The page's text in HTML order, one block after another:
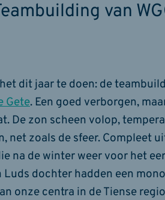
van
dit jaar te doen: de
Gete. Een goed verborgen,
De zon scheen volop,
net zoals de sfeer. Compleet
na de winter weer voor het
Luds dochter hadden een
onze centra in de Tiense